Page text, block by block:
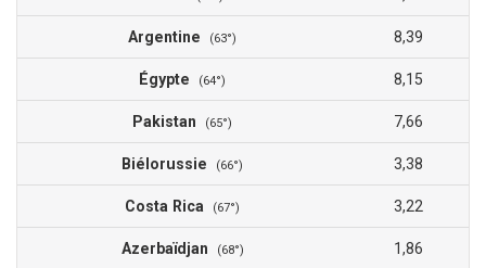
Argentine (63°) 8,39
Égypte (64°) 8,15
Pakistan (65°) 7,66
Biélorussie (66°) 3,38
Costa Rica (67°) 3,22
Azerbaïdjan (68°) 1,86